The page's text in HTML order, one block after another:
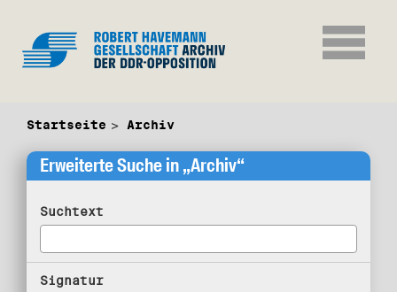
Startseite Archiv
Erweiterte Suche in „Archiv“
Suchtext
Signatur